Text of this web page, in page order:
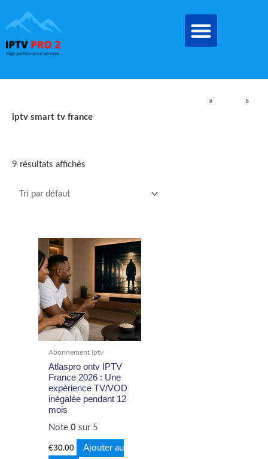
au
contenu
»
»
iptv smart tv france
9 résultats affichés
Abonnement Iptv
Atlaspro ontv IPTV
France 2026 : Une
expérience TV/VOD
inégalée pendant 12
mois
Note0 sur 5
€30.00
Ajouter au